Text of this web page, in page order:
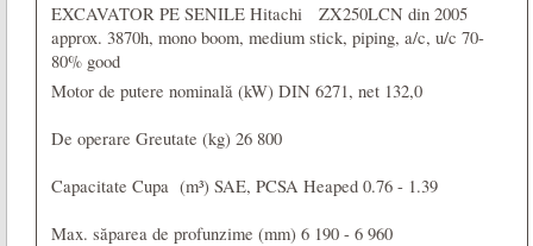
EXCAVATOR PE SENILE Hitachi
ZX250LCN din 2005
approx. 3870h, mono boom, medium stick, piping, a/c, u/c 70-
80% good
Motor de putere nominală (kW) DIN 6271, net 132,0
De operare Greutate (kg) 26 800
Capacitate Cupa (m³) SAE, PCSA Heaped 0.76 - 1.39
Max. săparea de profunzime (mm) 6 190 - 6 960